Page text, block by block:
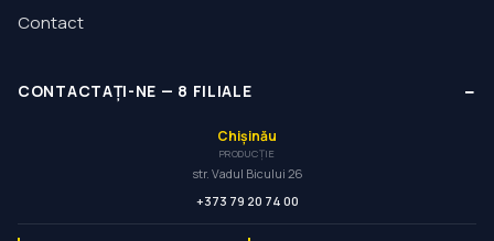
Contact
CONTACTAȚI-NE — 8 FILIALE −
Chișinău
PRODUCȚIE
str. Vadul Bicului 26
+373 79 20 74 00